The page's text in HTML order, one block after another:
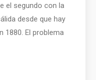
el segundo con la
desde que hay
1880. El problema